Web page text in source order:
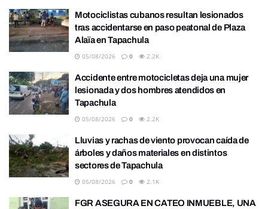
Motociclistas cubanos resultan lesionados
tras accidentarse en paso peatonal de Plaza
Alaïa en Tapachula
05/08/2026 0 2.2K
Accidente entre motocicletas deja una mujer
lesionada y dos hombres atendidos en
Tapachula
05/08/2026 0 2.2K
Lluvias y rachas de viento provocan caída de
árboles y daños materiales en distintos
sectores de Tapachula
05/08/2026 0 2.1K
FGR ASEGURA EN CATEO INMUEBLE, UNA